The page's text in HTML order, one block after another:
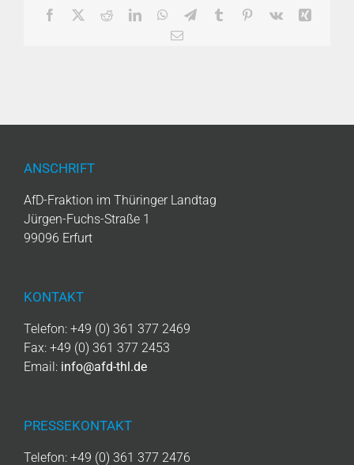
Facebook RedditLinkedInWhatsApp
TelegramTumblr Pinterest
Vk
E-
ANSCHRIFT
AfD-Fraktion im Thüringer Landtag
Jürgen-Fuchs-Straße 1
99096 Erfurt
KONTAKT
Telefon: +49 (0) 361 377 2469
Fax: +49 (0) 361 377 2453
Email: info@afd-thl.de
PRESSEKONTAKT
Telefon: +49 (0) 361 377 2476